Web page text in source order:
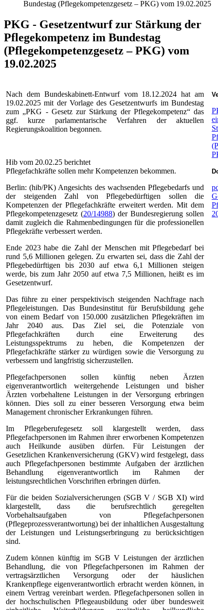
Bundestag (Pflegekompetenzgesetz – PKG) vom 19.02.2025
PKG - Gesetzentwurf zur Stärkung der
Pflegekompetenz im Bundestag
(Pflegekompetenzgesetz – PKG) vom
19.02.2025
Nach dem Bundeskabinett-Entwurf vom 18.12.2024 hat am
19.02.2025 mit der Vorlage des Gesetzentwurfs im Bundestag
zum „PKG - Gesetz zur Stärkung der Pflegekompetenz“ das
ggf. kurze parlamentarische Verfahren der aktuellen
Regierungskoalition begonnen.
Hib vom 20.02.25 berichtet
Pflegefachkräfte sollen mehr Kompetenzen bekommen.
Berlin: (hib/PK) Angesichts des wachsenden Pflegebedarfs und
der steigenden Zahl von Pflegebedürftigen sollen die
Kompetenzen der Pflegefachkräfte erweitert werden. Mit dem
Pflegekompetenzgesetz (20/14988) der Bundesregierung sollen
damit zugleich die Rahmenbedingungen für die professionellen
Pflegekräfte verbessert werden.
Ende 2023 habe die Zahl der Menschen mit Pflegebedarf bei
rund 5,6 Millionen gelegen. Zu erwarten sei, dass die Zahl der
Pflegebedürftigen bis 2030 auf etwa 6,1 Millionen steigen
werde, bis zum Jahr 2050 auf etwa 7,5 Millionen, heißt es im
Gesetzentwurf.
Das führe zu einer perspektivisch steigenden Nachfrage nach
Pflegeleistungen. Das Bundesinstitut für Berufsbildung gehe
von einem Bedarf von 150.000 zusätzlichen Pflegekräften im
Jahr 2040 aus. Das Ziel sei, die Potenziale von
Pflegefachkräften durch eine Erweiterung des
Leistungsspektrums zu heben, die Kompetenzen der
Pflegefachkräfte stärker zu würdigen sowie die Versorgung zu
verbessern und langfristig sicherzustellen.
Pflegefachpersonen sollen künftig neben Ärzten
eigenverantwortlich weitergehende Leistungen und bisher
Ärzten vorbehaltene Leistungen in der Versorgung erbringen
können. Dies soll zu einer besseren Versorgung etwa beim
Management chronischer Erkrankungen führen.
Im Pflegeberufegesetz soll klargestellt werden, dass
Pflegefachpersonen im Rahmen ihrer erworbenen Kompetenzen
auch Heilkunde ausüben dürfen. Für Leistungen der
Gesetzlichen Krankenversicherung (GKV) wird festgelegt, dass
auch Pflegefachpersonen bestimmte Aufgaben der ärztlichen
Behandlung eigenverantwortlich im Rahmen der
leistungsrechtlichen Vorschriften erbringen dürfen.
Für die beiden Sozialversicherungen (SGB V / SGB XI) wird
klargestellt, dass die berufsrechtlich geregelten
Vorbehaltsaufgaben von Pflegefachpersonen
(Pflegeprozessverantwortung) bei der inhaltlichen Ausgestaltung
der Leistungen und Leistungserbringung zu berücksichtigen
sind.
Zudem können künftig im SGB V Leistungen der ärztlichen
Behandlung, die von Pflegefachpersonen im Rahmen der
vertragsärztlichen Versorgung oder der häuslichen
Krankenpflege eigenverantwortlich erbracht werden können, in
einem Vertrag vereinbart werden. Pflegefachpersonen sollen in
der hochschulischen Pflegeausbildung oder über bundesweit